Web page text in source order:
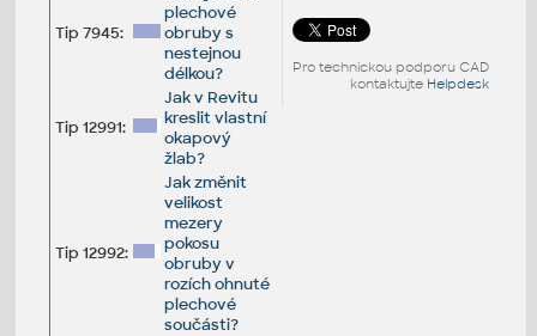
Pro technickou podporu CAD
kontaktujte Helpdesk
Tip 7945:
plechové
obruby s
nestejnou
délkou?
Tip 12991:
Jak v Revitu
kreslit vlastní
okapový
žlab?
Tip 12992:
Jak změnit
velikost
mezery
pokosu
obruby v
rozích ohnuté
plechové
součásti?